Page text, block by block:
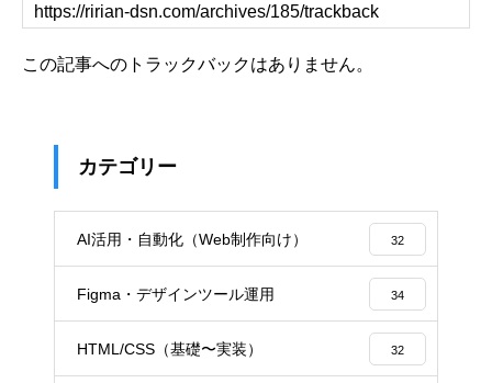
この記事へのトラックバックはありません。
カテゴリー
AI活用・自動化（Web制作向け） 32
Figma・デザインツール運用 34
HTML/CSS（基礎〜実装） 32